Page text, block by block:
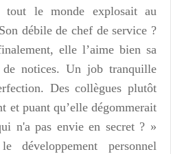
tout le monde explosait au
débile de chef de service ?
elle l’aime bien sa
notices. Un job tranquille
Des collègues plutôt
et puant qu’elle dégommerait
n'a pas envie en secret ? »
développement personnel